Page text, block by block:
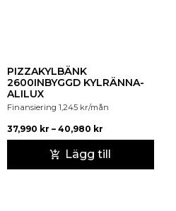
PIZZAKYLBÄNK
2600INBYGGD KYLRÄNNA-
ALILUX
Finansiering 1,245 kr/mån
37,990 kr – 40,980 kr
Lägg till